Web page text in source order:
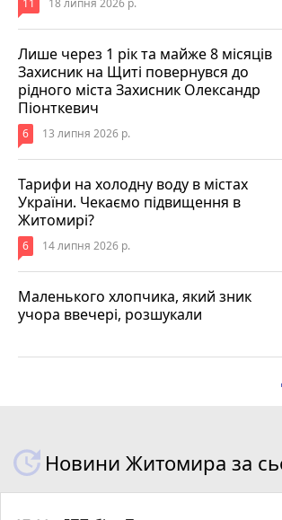
Лише через 1 рік та майже 8 місяців
Захисник на Щиті повернувся до
рідного міста Захисник Олександр
Піонткевич
6 13 липня 2026 р.
Тарифи на холодну воду в містах
України. Чекаємо підвищення в
Житомирі?
6 14 липня 2026 р.
Маленького хлопчика, який зник
учора ввечері, розшукали
Новини Житомира за